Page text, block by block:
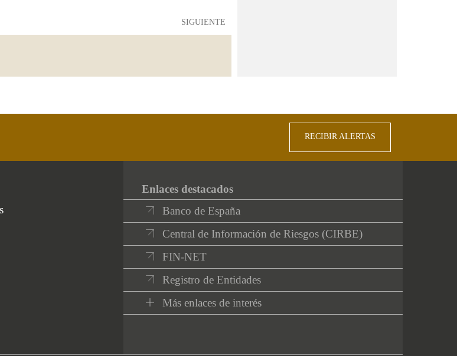
SIGUIENTE
RECIBIR ALERTAS
Enlaces destacados
Banco de España
Central de Información de Riesgos (CIRBE)
FIN-NET
Registro de Entidades
Más enlaces de interés